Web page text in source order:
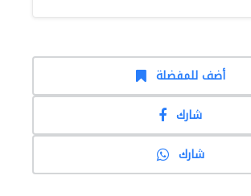
أضف للمفضلة
شارك
شارك